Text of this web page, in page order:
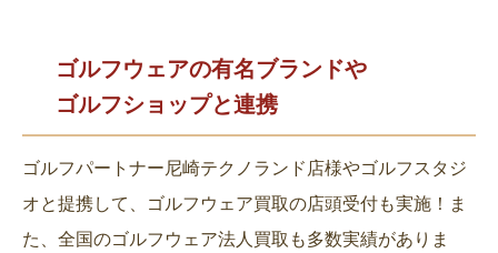
ゴルフウェアの有名ブランドや
ゴルフショップと連携
ゴルフパートナー尼崎テクノランド店様やゴルフスタジ
オと提携して、ゴルフウェア買取の店頭受付も実施！ま
た、全国のゴルフウェア法人買取も多数実績がありま